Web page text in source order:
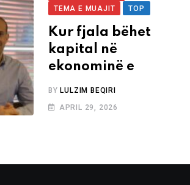
TEMA E MUAJIT
TOP
Kur fjala bëhet
kapital në
ekonominë e
BY LULZIM BEQIRI
APRIL 29, 2026